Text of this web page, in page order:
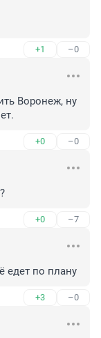
+1 –0
Воронеж, ну
+0 –0
+0 –7
едет по плану
+3 –0